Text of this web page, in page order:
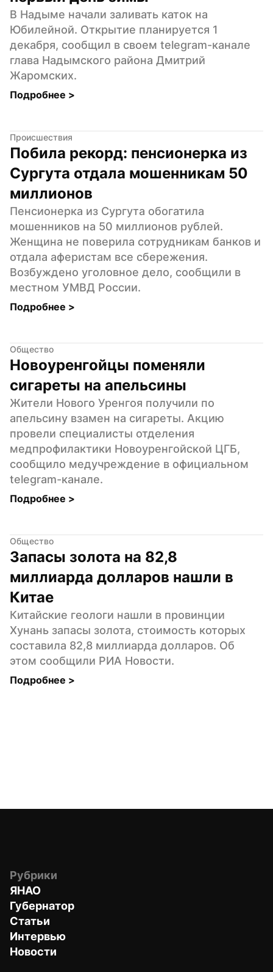
В Надыме начали заливать каток на
Юбилейной. Открытие планируется 1
декабря, сообщил в своем telegram-канале
глава Надымского района Дмитрий
Жаромских.
Подробнее >
Происшествия
Побила рекорд: пенсионерка из
Сургута отдала мошенникам 50
миллионов
Пенсионерка из Сургута обогатила
мошенников на 50 миллионов рублей.
Женщина не поверила сотрудникам банков и
отдала аферистам все сбережения.
Возбуждено уголовное дело, сообщили в
местном УМВД России.
Подробнее >
Общество
Новоуренгойцы поменяли
сигареты на апельсины
Жители Нового Уренгоя получили по
апельсину взамен на сигареты. Акцию
провели специалисты отделения
медпрофилактики Новоуренгойской ЦГБ,
сообщило медучреждение в официальном
telegram-канале.
Подробнее >
Общество
Запасы золота на 82,8
миллиарда долларов нашли в
Китае
Китайские геологи нашли в провинции
Хунань запасы золота, стоимость которых
составила 82,8 миллиарда долларов. Об
этом сообщили РИА Новости.
Подробнее >
Рубрики
ЯНАО
Губернатор
Статьи
Интервью
Новости